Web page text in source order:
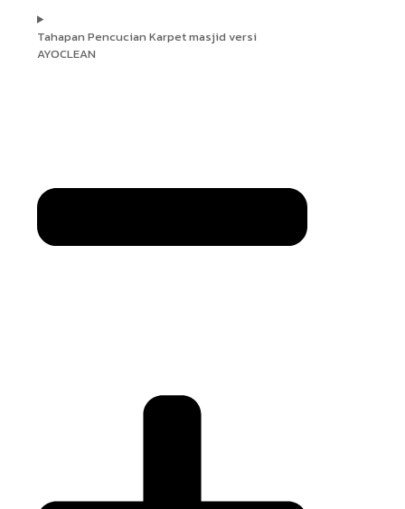
Tahapan Pencucian Karpet masjid versi
AYOCLEAN